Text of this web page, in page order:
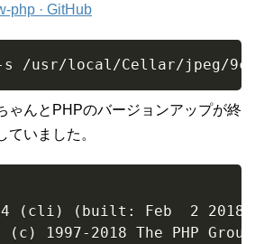
php · GitHub
s /usr/local/Cellar/jpeg/
ゃんとPHPのバージョンアップが終
ていました。
(cli) (built: Feb  2 2018
1997-2018 The PHP Group